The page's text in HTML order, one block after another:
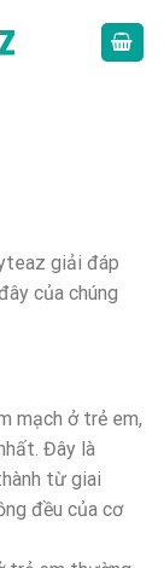
giải đáp
của chúng
mạch ở trẻ em,
Đây là
từ giai
đều của cơ